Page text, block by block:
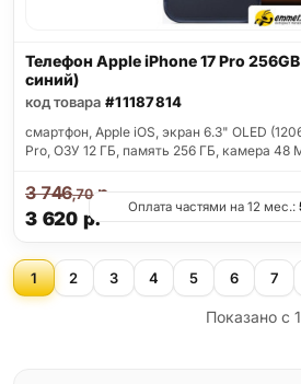
Телефон Apple iPhone 17 Pro
синий)
код товара #11187814
смартфон, Apple iOS, экран 6.3" OLED
Pro, ОЗУ 12 ГБ, память 256 ГБ, камера
3 620 р.
3 746,70р.
Оплата частями на 12 мес.:
1 2 3 4 5 6 7
Показано с